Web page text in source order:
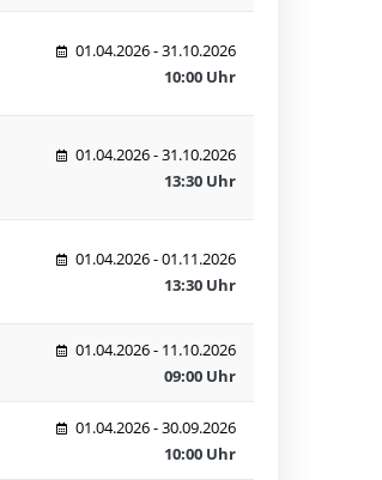
01.04.2026 - 31.10.2026
10:00 Uhr
01.04.2026 - 31.10.2026
13:30 Uhr
01.04.2026 - 01.11.2026
13:30 Uhr
01.04.2026 - 11.10.2026
09:00 Uhr
01.04.2026 - 30.09.2026
10:00 Uhr